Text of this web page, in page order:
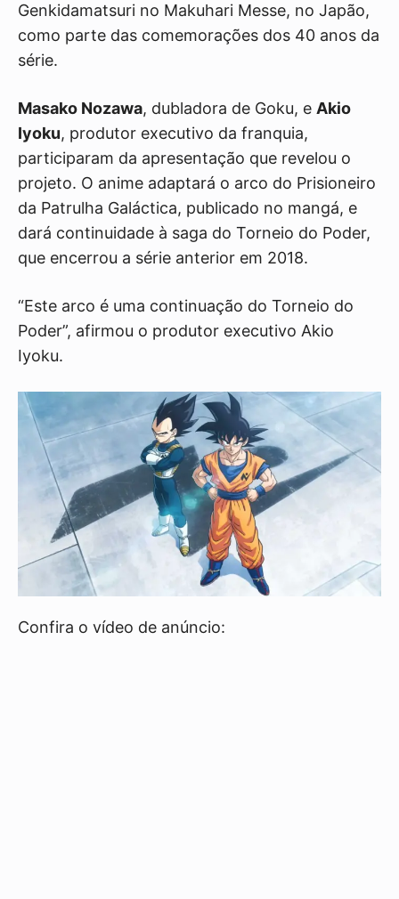
Genkidamatsuri no Makuhari Messe, no Japão,
como parte das comemorações dos 40 anos da
série.
Masako Nozawa, dubladora de Goku, e Akio
Iyoku, produtor executivo da franquia,
participaram da apresentação que revelou o
projeto. O anime adaptará o arco do Prisioneiro
da Patrulha Galáctica, publicado no mangá, e
dará continuidade à saga do Torneio do Poder,
que encerrou a série anterior em 2018.
“Este arco é uma continuação do Torneio do
Poder”, afirmou o produtor executivo Akio
Iyoku.
Confira o vídeo de anúncio: